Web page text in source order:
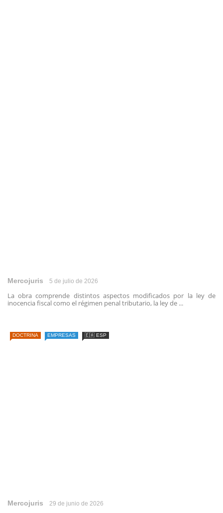
Mercojuris 5 de julio de 2026
La obra comprende distintos aspectos modificados por la ley de
inocencia fiscal como el régimen penal tributario, la ley de ...
DOCTRINA EMPRESAS 🇪🇦 ESP
Mercojuris 29 de junio de 2026